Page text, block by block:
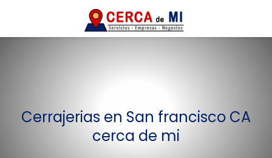
Cerrajerias en San francisco CA
cerca de mi